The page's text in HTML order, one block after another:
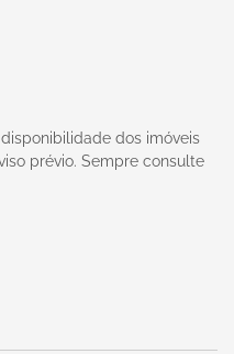
dos imóveis
prévio. Sempre consulte